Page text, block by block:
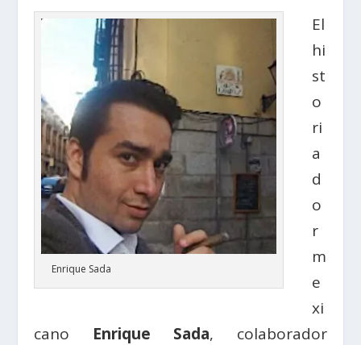
Enrique Sada
El
hi
st
o
ri
a
d
o
r
m
e
xi
cano Enrique Sada, colaborador